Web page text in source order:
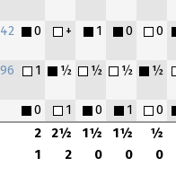
2 2½ 1½ 1½
½
1 2 0 0 0
0 + 1 0 0
1 ½ ½ ½ ½
0 1 0 1 0